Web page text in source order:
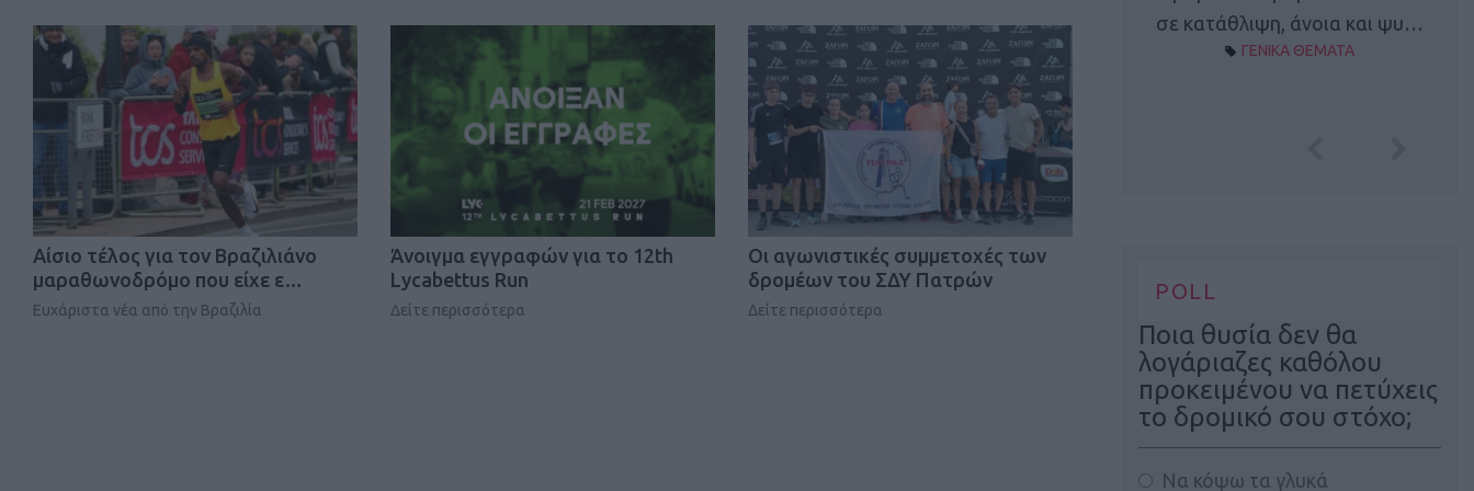
Αίσιο τέλος για τον Βραζιλιάνο
μαραθωνοδρόμο που είχε ε…
Ευχάριστα νέα από την Βραζιλία
Άνοιγμα εγγραφών για το 12th
Lycabettus Run
Δείτε περισσότερα
Οι αγωνιστικές συμμετοχές των
δρομέων του ΣΔΥ Πατρών
Δείτε περισσότερα
σε κατάθλιψη, άνοια και ψυ…
ΓΕΝΙΚΑ ΘΕΜΑΤΑ
POLL
Ποια θυσία δεν θα
λογάριαζες καθόλου
προκειμένου να πετύχεις
το δρομικό σου στόχο;
Να κόψω τα γλυκά